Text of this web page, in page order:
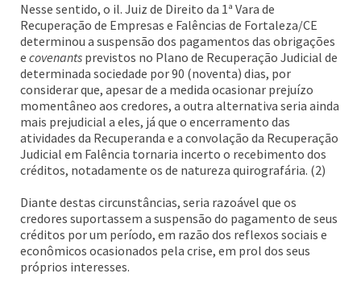
Nesse sentido, o il. Juiz de Direito da 1ª Vara de
Recuperação de Empresas e Falências de Fortaleza/CE
determinou a suspensão dos pagamentos das obrigações
e covenants previstos no Plano de Recuperação Judicial de
determinada sociedade por 90 (noventa) dias, por
considerar que, apesar de a medida ocasionar prejuízo
momentâneo aos credores, a outra alternativa seria ainda
mais prejudicial a eles, já que o encerramento das
atividades da Recuperanda e a convolação da Recuperação
Judicial em Falência tornaria incerto o recebimento dos
créditos, notadamente os de natureza quirografária. (2)
Diante destas circunstâncias, seria razoável que os
credores suportassem a suspensão do pagamento de seus
créditos por um período, em razão dos reflexos sociais e
econômicos ocasionados pela crise, em prol dos seus
próprios interesses.